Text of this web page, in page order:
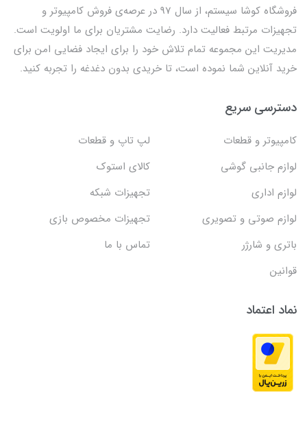
فروشگاه کوشا سیستم، از سال 97 در عرصه‌ی فروش کامپیوتر و
تجهیزات مرتبط فعالیت دارد. رضایت مشتریان برای ما اولویت است.
مدیریت این مجموعه تمام تلاش خود را برای ایجاد فضایی امن برای
خرید آنلاین شما نموده است، تا خریدی بدون دغدغه را تجربه کنید.
دسترسی سریع
کامپیوتر و قطعات
لپ تاپ و قطعات
لوازم جانبی گوشی
کالای استوک
لوازم اداری
تجهیزات شبکه
لوازم صوتی و تصویری
تجهیزات مخصوص بازی
باتری و شارژر
تماس با ما
قوانین
نماد اعتماد